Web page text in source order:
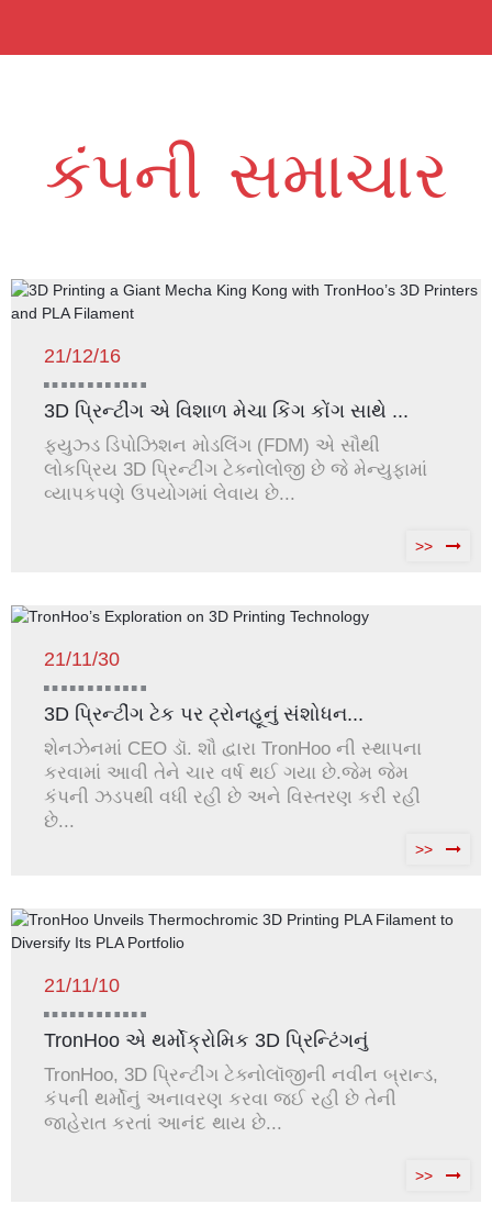
કંપની સમાચાર
21/12/16
3D પ્રિન્ટીંગ એ વિશાળ મેચા કિંગ કોંગ સાથે ...
ફ્યુઝ્ડ ડિપોઝિશન મોડલિંગ (FDM) એ સૌથી
લોકપ્રિય 3D પ્રિન્ટીંગ ટેક્નોલોજી છે જે મેન્યુફામાં
વ્યાપકપણે ઉપયોગમાં લેવાય છે...
>>
21/11/30
3D પ્રિન્ટીંગ ટેક પર ટ્રોનહૂનું સંશોધન...
શેનઝેનમાં CEO ડૉ. શૌ દ્વારા TronHoo ની સ્થાપના
કરવામાં આવી તેને ચાર વર્ષ થઈ ગયા છે.જેમ જેમ
કંપની ઝડપથી વધી રહી છે અને વિસ્તરણ કરી રહી
છે...
>>
21/11/10
TronHoo એ થર્મોક્રોમિક 3D પ્રિન્ટિંગનું
અનાવરણ કર્યું...
TronHoo, 3D પ્રિન્ટીંગ ટેક્નોલૉજીની નવીન બ્રાન્ડ,
કંપની થર્મોનું અનાવરણ કરવા જઈ રહી છે તેની
જાહેરાત કરતાં આનંદ થાય છે...
>>